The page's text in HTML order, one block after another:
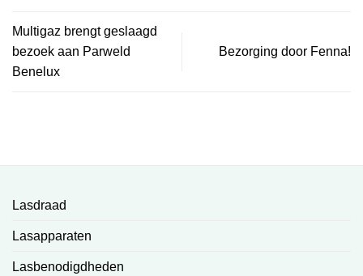
Multigaz brengt geslaagd
bezoek aan Parweld
Benelux
Bezorging door Fenna!
Lasdraad
Lasapparaten
Lasbenodigdheden